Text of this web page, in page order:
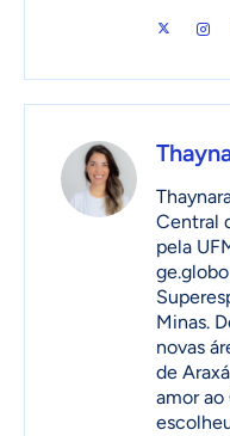
Central
pela
Minas.
novas
de
amor